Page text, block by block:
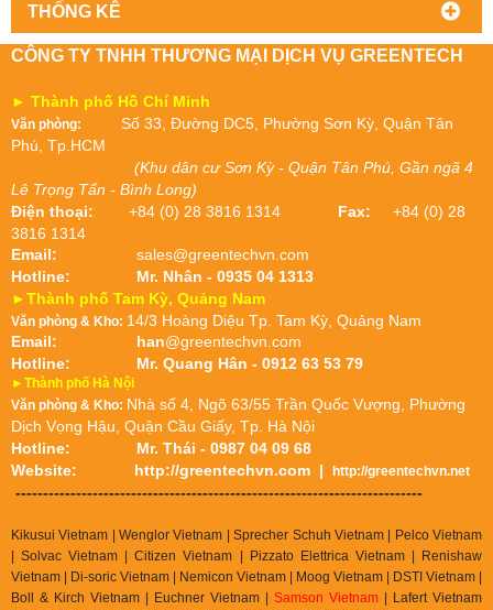
THỐNG KÊ
CÔNG TY TNHH THƯƠNG MẠI DỊCH VỤ GREENTECH
► Thành phố Hồ Chí Minh
Văn phòng: Số 33, Đường DC5, Phường Sơn Kỳ, Quận Tân
Phú, Tp.HCM
(Khu dân cư Sơn Kỳ - Quận Tân Phú, Gần ngã 4
Lê Trọng Tấn - Bình Long)
Điện thoại: +84 (0) 28 3816 1314 Fax: +84 (0) 28
3816 1314
Email:
sales@greentechvn.com
Hotline:
Mr. Nhân - 0935 04 1313
►Thành phố Tam Kỳ, Quảng Nam
Văn phòng & Kho: 14/3 Hoàng Diệu Tp. Tam Kỳ, Quảng Nam
Email:
han@greentechvn.com
Hotline:
Mr. Quang Hân - 0912 63 53 79
►Thành phố Hà Nội
Văn phòng & Kho: Nhà số 4, Ngõ 63/55 Trần Quốc Vượng, Phường
Dịch Vọng Hậu, Quận Cầu Giấy, Tp. Hà Nội
Hotline:
Mr. Thái - 0987 04 09 68
Website: http://greentechvn.com | http://greentechvn.net
--------------------------------------------------------------------------
Kikusui Vietnam | Wenglor Vietnam | Sprecher Schuh Vietnam |
Pelco Vietnam
| Solvac Vietnam | Citizen Vietnam |
Pizzato Elettrica Vietnam| Renishaw
Vietnam | Di-soric Vietnam |
Nemicon Vietnam | Moog Vietnam | DSTI Vietnam |
Boll & Kirch Vietnam | Euchner Vietnam | Samson Vietnam | Lafert Vietnam